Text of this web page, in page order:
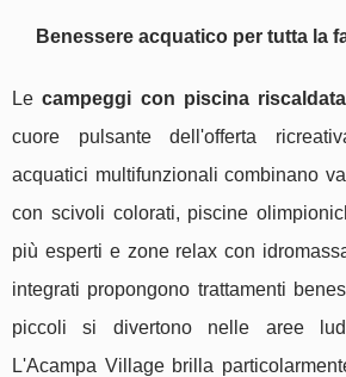
Benessere acquatico per tutta la
Lecampeggi con piscina riscaldata
cuore pulsante dell'offerta
acquatici multifunzionali combinano
con scivoli colorati, piscine
più esperti e zone relax con
integrati propongono trattamenti
piccoli si divertono nelle aree
L'Acampa Village brilla